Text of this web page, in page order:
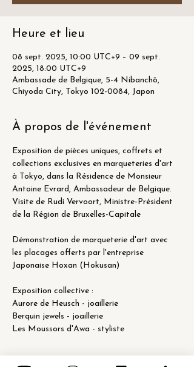
Heure et lieu
08 sept. 2025, 10:00 UTC+9 – 09 sept.
2025, 18:00 UTC+9
Ambassade de Belgique, 5-4 Nibanchō,
Chiyoda City, Tokyo 102-0084, Japon
À propos de l'événement
Exposition de pièces uniques, coffrets et
collections exclusives en marqueteries d'art
à Tokyo, dans la Résidence de Monsieur
Antoine Evrard, Ambassadeur de Belgique.
Visite de Rudi Vervoort, Ministre-Président
de la Région de Bruxelles-Capitale
Démonstration de marqueterie d'art avec
les placages offerts par l'entreprise
Japonaise Hoxan (Hokusan)
Exposition collective :
Aurore de Heusch - joaillerie
Berquin jewels - joaillerie
Les Moussors d'Awa - styliste